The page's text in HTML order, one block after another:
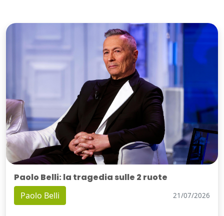
Paolo Belli: la tragedia sulle 2 ruote
Paolo Belli 21/07/2026